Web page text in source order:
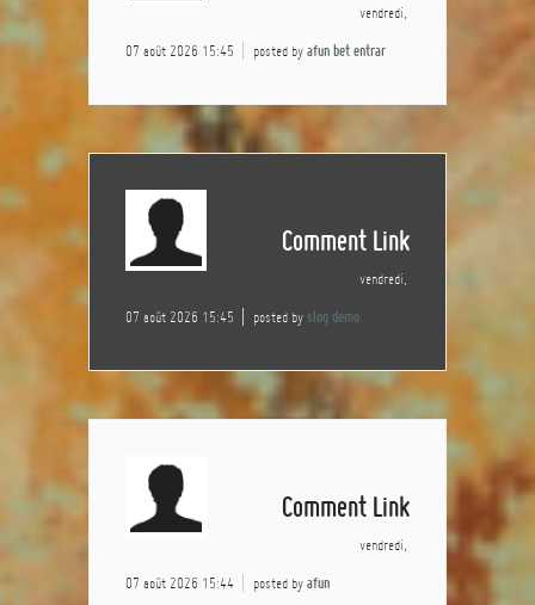
vendredi,
07 août 2026 15:45 posted by afun bet entrar
Comment Link
vendredi,
07 août 2026 15:45 posted by slog demo
Comment Link
vendredi,
07 août 2026 15:44 posted by afun